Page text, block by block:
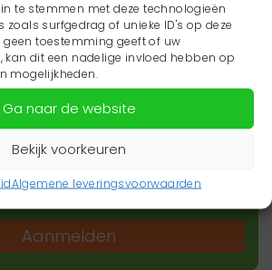
te stemmen met deze technologieën
zoals surfgedrag of unieke ID's op deze
geen toestemming geeft of uw
kan dit een nadelige invloed hebben op
mogelijkheden.
Ga naar de website
Bekijk voorkeuren
Algemene leveringsvoorwaarden
missen?
blijven van het laatste
regio? Schrijf je dan in voor
Aanmelden